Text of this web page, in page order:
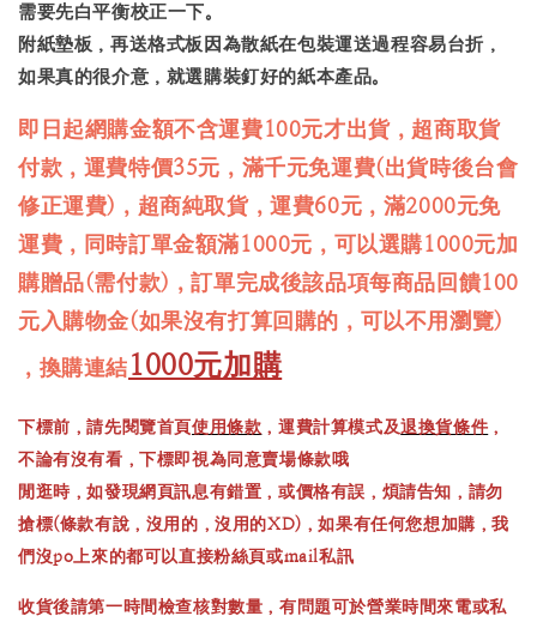
需要先白平衡校正一下。
附紙墊板，再送格式板因為散紙在包裝運送過程容易台折，
如果真的很介意，就選購裝釘好的紙本產品。
即日起網購金額不含運費100元才出貨，超商取貨
付款，運費特價35元，滿千元免運費(出貨時後台會
修正運費)，超商純取貨，運費60元，滿2000元免
運費，同時訂單金額滿1000元，可以選購1000元加
購贈品(需付款)，訂單完成後該品項每商品回饋100
元入購物金(如果沒有打算回購的，可以不用瀏覽)
，換購連結1000元加購
下標前，請先閱覽首頁使用條款 ，運費計算模式及退換貨條件 ，
不論有沒有看，下標即視為同意賣場條款哦
閒逛時，如發現網頁訊息有錯置，或價格有誤，煩請告知，請勿
搶標(條款有說，沒用的，沒用的XD)，如果有任何您想加購，我
們沒po上來的都可以直接粉絲頁或mail私訊
收貨後請第一時間檢查核對數量，有問題可於營業時間來電或私